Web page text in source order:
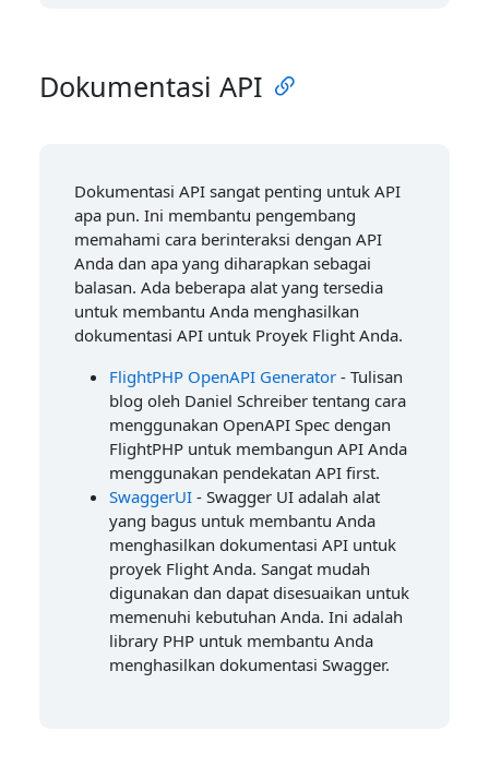
Dokumentasi API
Dokumentasi API sangat penting untuk API
apa pun. Ini membantu pengembang
memahami cara berinteraksi dengan API
Anda dan apa yang diharapkan sebagai
balasan. Ada beberapa alat yang tersedia
untuk membantu Anda menghasilkan
dokumentasi API untuk Proyek Flight Anda.
FlightPHP OpenAPI Generator - Tulisan
blog oleh Daniel Schreiber tentang cara
menggunakan OpenAPI Spec dengan
FlightPHP untuk membangun API Anda
menggunakan pendekatan API first.
SwaggerUI - Swagger UI adalah alat
yang bagus untuk membantu Anda
menghasilkan dokumentasi API untuk
proyek Flight Anda. Sangat mudah
digunakan dan dapat disesuaikan untuk
memenuhi kebutuhan Anda. Ini adalah
library PHP untuk membantu Anda
menghasilkan dokumentasi Swagger.